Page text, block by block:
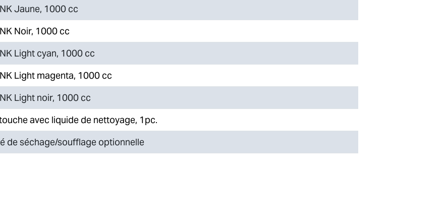
Jaune, 1000 cc
Noir, 1000 cc
Light cyan, 1000 cc
Light magenta, 1000 cc
Light noir, 1000 cc
avec liquide de nettoyage, 1pc.
de séchage/soufflage optionnelle